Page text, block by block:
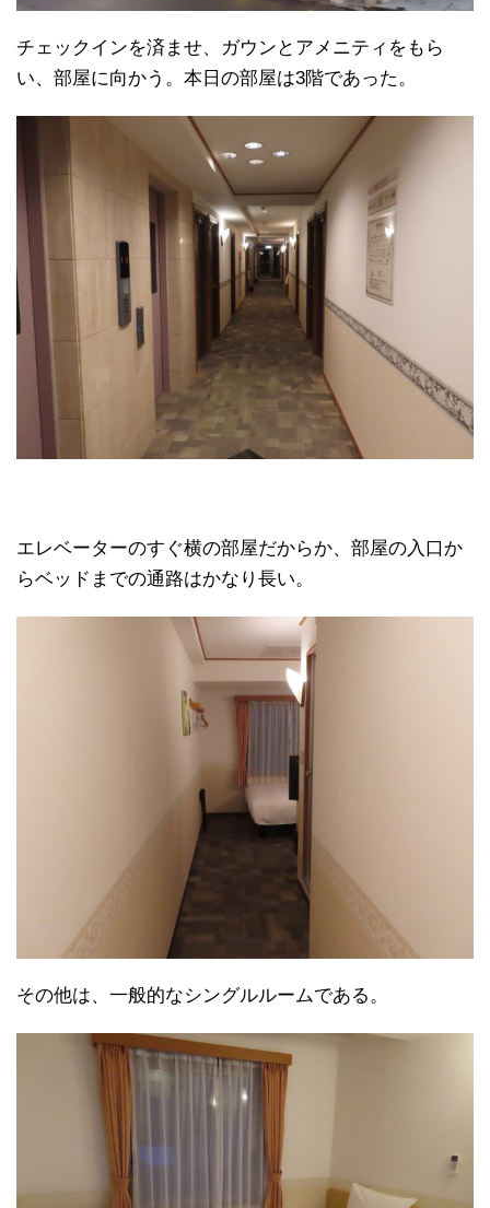
チェックインを済ませ、ガウンとアメニティをもら
い、部屋に向かう。本日の部屋は3階であった。
エレベーターのすぐ横の部屋だからか、部屋の入口か
らベッドまでの通路はかなり長い。
その他は、一般的なシングルルームである。